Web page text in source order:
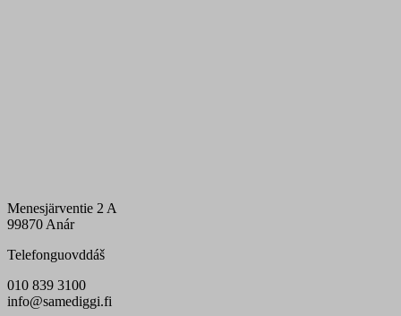
Menesjärventie 2 A
99870 Anár
Telefonguovddáš
010 839 3100
info@samediggi.fi